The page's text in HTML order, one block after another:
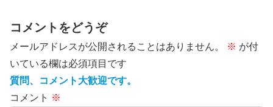
コメントをどうぞ
メールアドレスが公開されることはありません。 ※ が付
いている欄は必須項目です
質問、コメント大歓迎です。
コメント ※